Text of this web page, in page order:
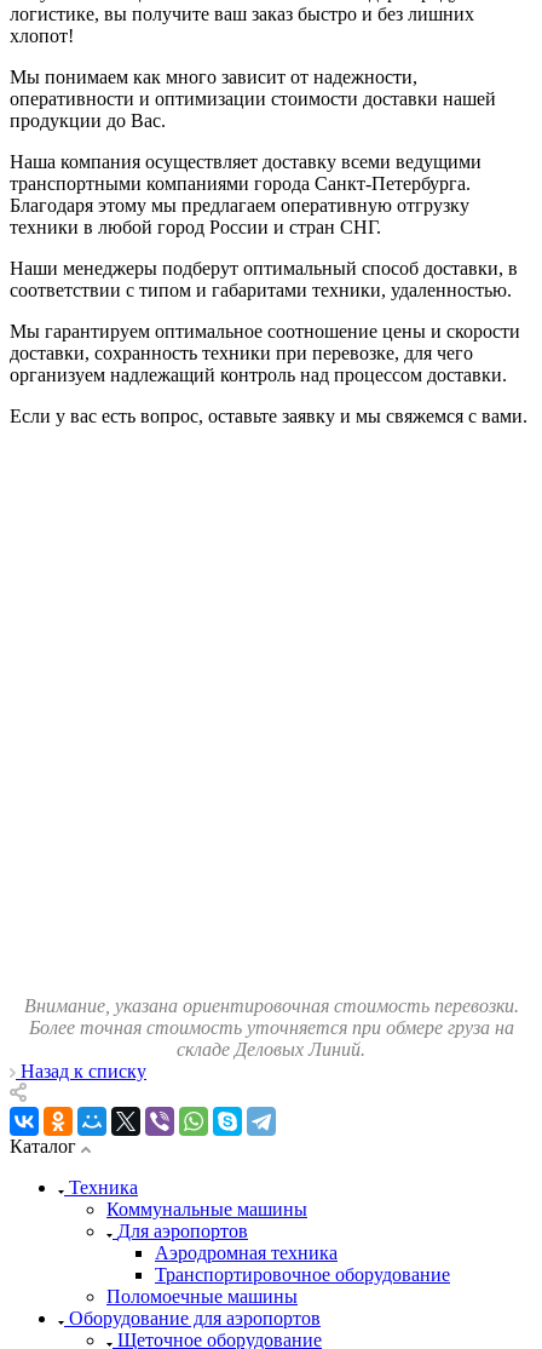
логистике, вы получите ваш заказ быстро и без лишних
хлопот!
Мы понимаем как много зависит от надежности,
оперативности и оптимизации стоимости доставки нашей
продукции до Вас.
Наша компания осуществляет доставку всеми ведущими
транспортными компаниями города Санкт-Петербурга.
Благодаря этому мы предлагаем оперативную отгрузку
техники в любой город России и стран СНГ.
Наши менеджеры подберут оптимальный способ доставки, в
соответствии с типом и габаритами техники, удаленностью.
Мы гарантируем оптимальное соотношение цены и скорости
доставки, сохранность техники при перевозке, для чего
организуем надлежащий контроль над процессом доставки.
Если у вас есть вопрос, оставьте заявку и мы свяжемся с вами.
Внимание, указана ориентировочная стоимость перевозки.
Более точная стоимость уточняется при обмере груза на
складе Деловых Линий.
Назад к списку
Каталог
Техника
Коммунальные машины
Для аэропортов
Аэродромная техника
Транспортировочное оборудование
Поломоечные машины
Оборудование для аэропортов
Щеточное оборудование